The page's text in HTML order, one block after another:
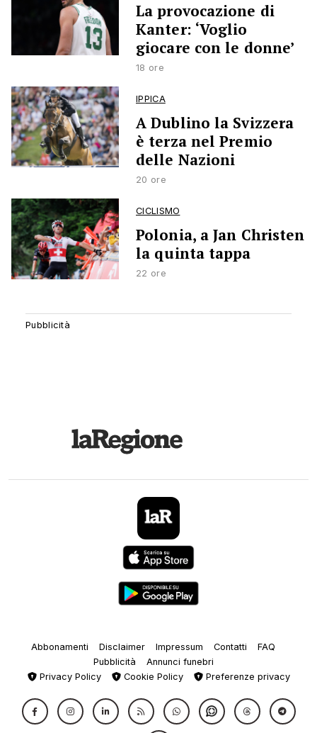
La provocazione di
Kanter: ‘Voglio
giocare con le donne’
18 ore
IPPICA
A Dublino la Svizzera
è terza nel Premio
delle Nazioni
20 ore
CICLISMO
Polonia, a Jan Christen
la quinta tappa
22 ore
Abbonamenti Disclaimer Impressum Contatti
FAQ
Pubblicità
Annunci funebri
Privacy Policy
Cookie Policy Preferenze privacy